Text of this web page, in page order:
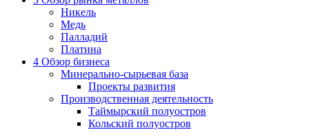
Никель
Медь
Палладий
Платина
4 Обзор бизнеса
Минерально-сырьевая база
Проекты развития
Производственная деятельность
Таймырский полуостров
Кольский полуостров